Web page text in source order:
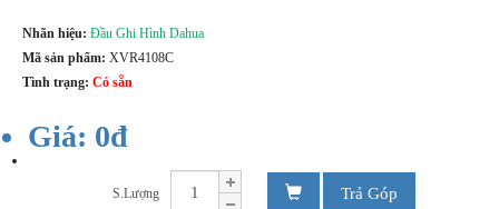
Nhãn hiệu: Đầu Ghi Hình Dahua
Mã sản phẩm: XVR4108C
Tình trạng: Có sẵn
Giá: 0đ
S.Lượng Trả Góp